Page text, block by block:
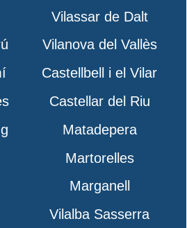
Vilassar de Dalt
Vilanova del Vallès
Castellbell i el Vilar
Castellar del Riu
Matadepera
Martorelles
Marganell
Vilalba Sasserra